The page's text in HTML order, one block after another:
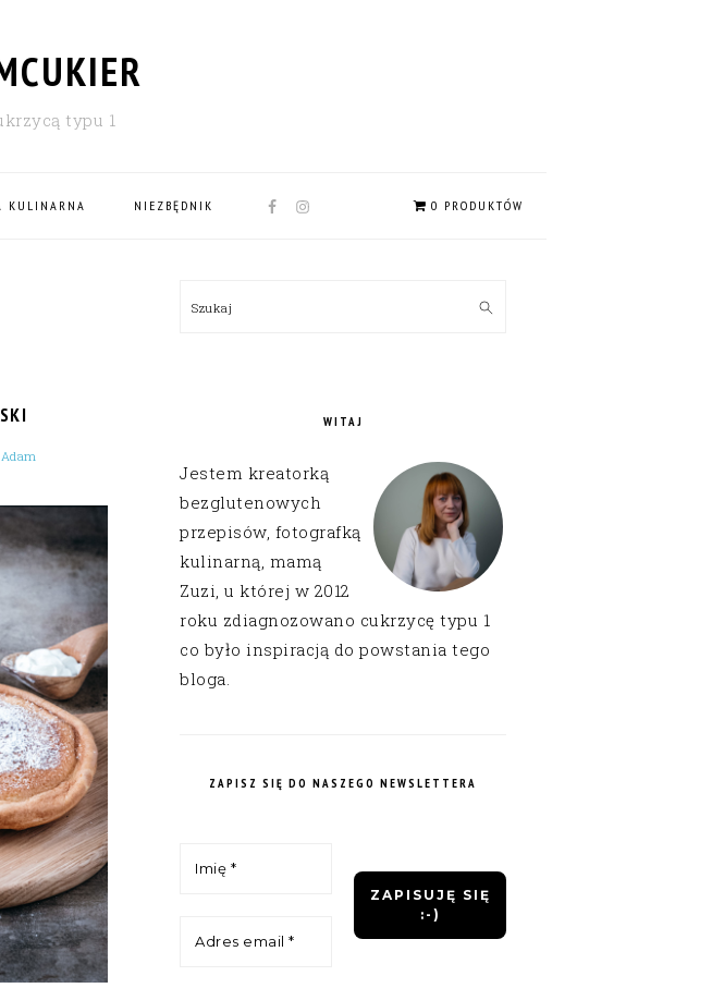
typu 1
KULINARNA NIEZBĘDNIK
NAV
0 PRODUKTÓW
Adam
SIDEBAR
Szukaj
WITAJ
Jestem kreatorką
bezglutenowych
przepisów, fotografką
kulinarną, mamą
Zuzi, u której w 2012
roku zdiagnozowano cukrzycę typu 1
co było inspiracją do powstania tego
bloga.
ZAPISZ SIĘ DO NASZEGO NEWSLETTERA